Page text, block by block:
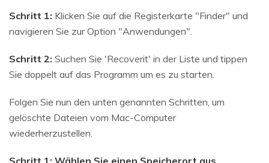
Schritt 1: Klicken Sie auf die Registerkarte "Finder" und
navigieren Sie zur Option "Anwendungen".
Schritt 2: Suchen Sie 'Recoverit' in der Liste und tippen
Sie doppelt auf das Programm um es zu starten.
Folgen Sie nun den unten genannten Schritten, um
gelöschte Dateien vom Mac-Computer
wiederherzustellen.